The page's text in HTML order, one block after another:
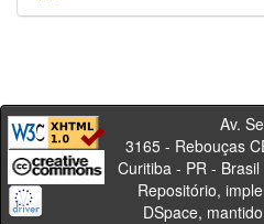
Av. Sete de
3165 - Rebouças
Curitiba -
Repositório,
DSpace,